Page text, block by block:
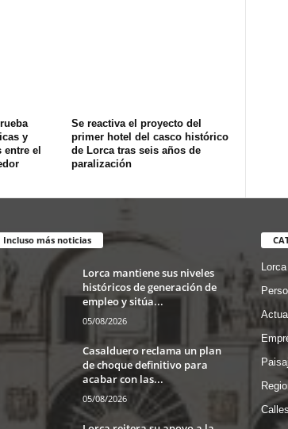
y
el
Se reactiva el proyecto del
primer hotel del casco histórico
de Lorca tras seis años de
paralización
Incluso más noticias
Lorca mantiene sus niveles
históricos de generación de
empleo y sitúa...
05/08/2026
Casalduero reclama un plan
de choque definitivo para
acabar con las...
05/08/2026
Lorca